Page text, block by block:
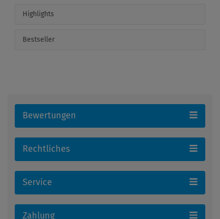
Highlights
Bestseller
Bewertungen
Rechtliches
Service
Zahlung